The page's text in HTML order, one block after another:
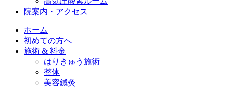
院案内・アクセス
ホーム
初めての方へ
施術 & 料金
はりきゅう施術
整体
美容鍼灸